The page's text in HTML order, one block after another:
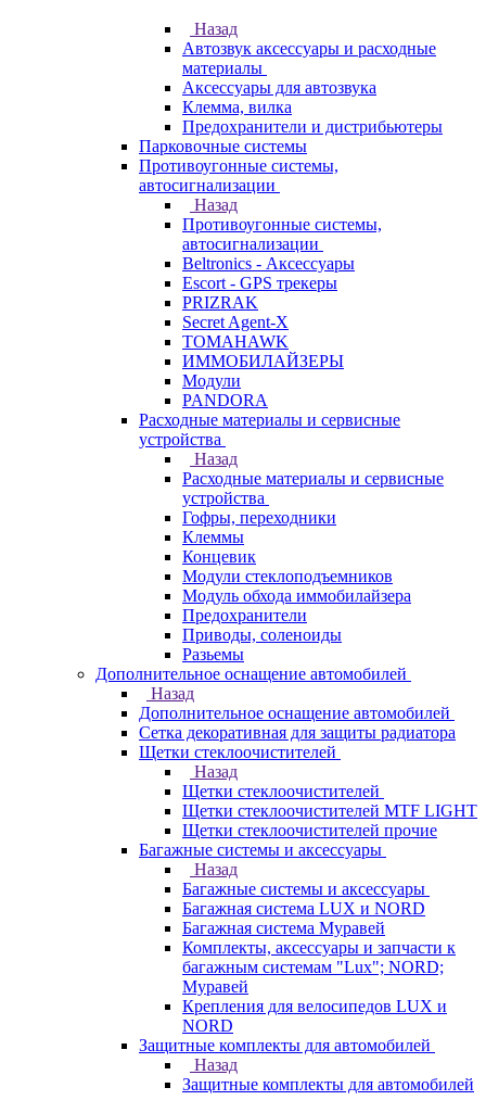
Назад
Автозвук аксессуары и расходные
материалы
Аксессуары для автозвука
Клемма, вилка
Предохранители и дистрибьютеры
Парковочные системы
Противоугонные системы,
автосигнализации
Назад
Противоугонные системы,
автосигнализации
Beltronics - Аксессуары
Escort - GPS трекеры
PRIZRAK
Secret Agent-X
TOMAHAWK
ИММОБИЛАЙЗЕРЫ
Модули
PANDORA
Расходные материалы и сервисные
устройства
Назад
Расходные материалы и сервисные
устройства
Гофры, переходники
Клеммы
Концевик
Модули стеклоподъемников
Модуль обхода иммобилайзера
Предохранители
Приводы, соленоиды
Разьемы
Дополнительное оснащение автомобилей
Назад
Дополнительное оснащение автомобилей
Сетка декоративная для защиты радиатора
Щетки стеклоочистителей
Назад
Щетки стеклоочистителей
Щетки стеклоочистителей MTF LIGHT
Щетки стеклоочистителей прочие
Багажные системы и аксессуары
Назад
Багажные системы и аксессуары
Багажная система LUX и NORD
Багажная система Муравей
Комплекты, аксессуары и запчасти к
багажным системам "Lux"; NORD;
Муравей
Крепления для велосипедов LUX и
NORD
Защитные комплекты для автомобилей
Назад
Защитные комплекты для автомобилей